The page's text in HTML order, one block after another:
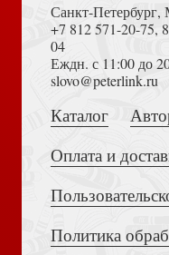
От
Романы Джанет
Толкование на
Достоевский
Санкт-
+7 812 571-20-75,
04
Еждн. с 11:00 до
slovo@peterlink.ru
Каталог
Оплата и
Политика